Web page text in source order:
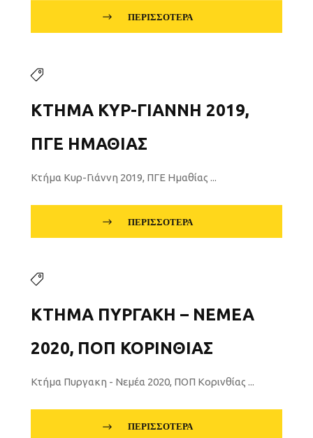
ΠΕΡΙΣΣΌΤΕΡΑ
ΚΤΉΜΑ ΚΥΡ-ΓΙΆΝΝΗ 2019,
ΠΓΕ ΗΜΑΘΊΑΣ
Κτήμα Κυρ-Γιάννη 2019, ΠΓΕ Ημαθίας ...
ΠΕΡΙΣΣΌΤΕΡΑ
ΚΤΉΜΑ ΠΥΡΓΑΚΗ – ΝΕΜΈΑ
2020, ΠΟΠ ΚΟΡΙΝΘΊΑΣ
Κτήμα Πυργακη - Νεμέα 2020, ΠΟΠ Κορινθίας ...
ΠΕΡΙΣΣΌΤΕΡΑ